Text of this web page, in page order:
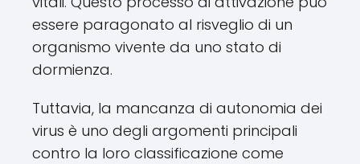
essere paragonato al risveglio di un
organismo vivente da uno stato di
dormienza.
Tuttavia, la mancanza di autonomia dei
virus è uno degli argomenti principali
contro la loro classificazione come